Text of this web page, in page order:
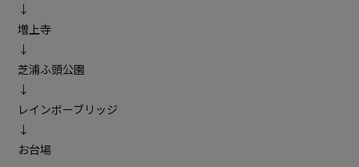
↓
増上寺
↓
芝浦ふ頭公園
↓
レインボーブリッジ
↓
お台場